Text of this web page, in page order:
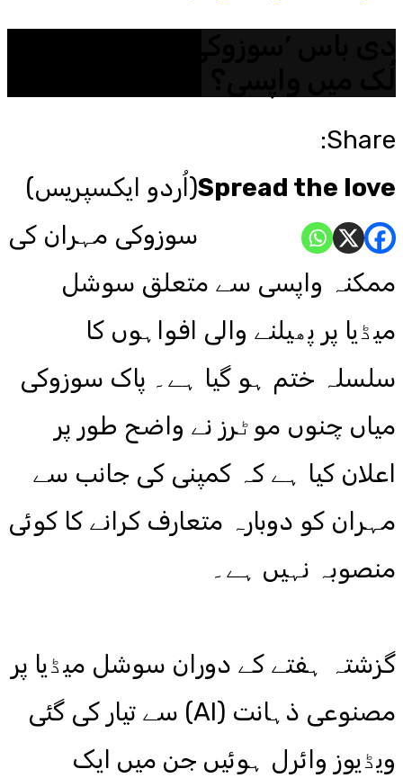
Share:
Spread the love(اُردو ایکسپریس)
سوزوکی مہران کی
ممکنہ واپسی سے متعلق سوشل
میڈیا پر پھیلنے والی افواہوں کا
سلسلہ ختم ہو گیا ہے۔ پاک سوزوکی
میاں چنوں موٹرز نے واضح طور پر
اعلان کیا ہے کہ کمپنی کی جانب سے
مہران کو دوبارہ متعارف کرانے کا کوئی
منصوبہ نہیں ہے۔
گزشتہ ہفتے کے دوران سوشل میڈیا پر
مصنوعی ذہانت (AI) سے تیار کی گئی
ویڈیوز وائرل ہوئیں جن میں ایک